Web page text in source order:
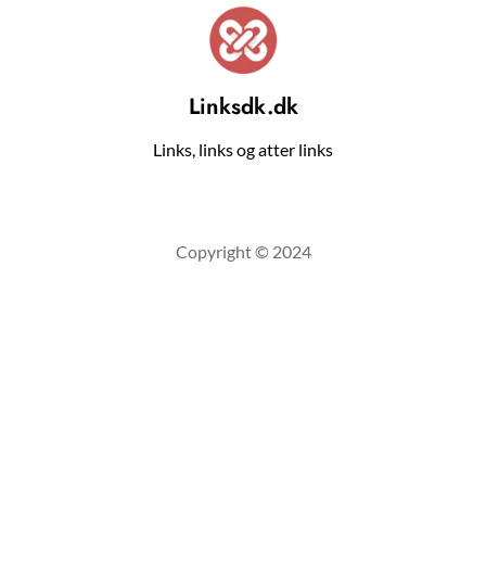
Linksdk.dk
Links, links og atter links
Copyright © 2024